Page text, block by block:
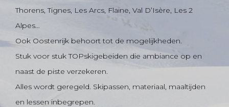
Thorens, Tignes, Les Arcs, Flaine, Val D’Isère, Les 2
Alpes…
Ook Oostenrijk behoort tot de mogelijkheden.
Stuk voor stuk TOPskigebeiden die ambiance op en
naast de piste verzekeren.
Alles wordt geregeld. Skipassen, materiaal, maaltijden
en lessen inbegrepen.